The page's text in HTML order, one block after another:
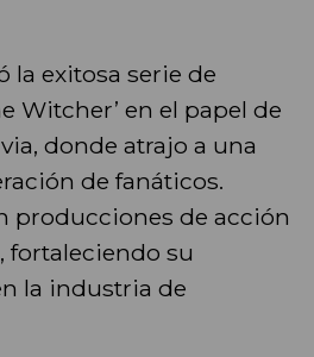
la exitosa serie de
Witcher’ en el papel de
donde atrajo a una
de fanáticos.
producciones de acción
fortaleciendo su
la industria de